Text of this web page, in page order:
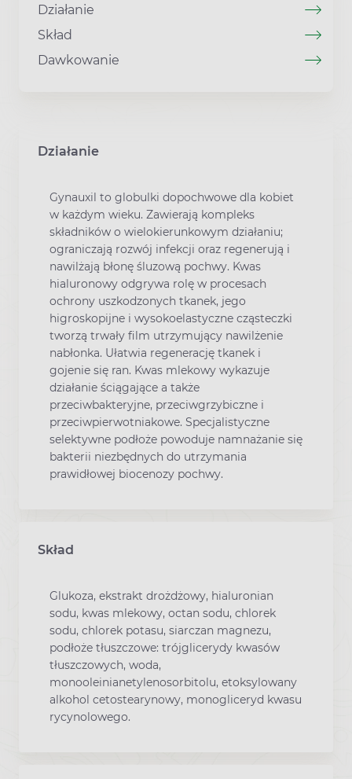
Działanie
Skład
Dawkowanie
Działanie
Gynauxil to globulki dopochwowe dla kobiet
w każdym wieku. Zawierają kompleks
składników o wielokierunkowym działaniu;
ograniczają rozwój infekcji oraz regenerują i
nawilżają błonę śluzową pochwy. Kwas
hialuronowy odgrywa rolę w procesach
ochrony uszkodzonych tkanek, jego
higroskopijne i wysokoelastyczne cząsteczki
tworzą trwały film utrzymujący nawilżenie
nabłonka. Ułatwia regenerację tkanek i
gojenie się ran. Kwas mlekowy wykazuje
działanie ściągające a także
przeciwbakteryjne, przeciwgrzybiczne i
przeciwpierwotniakowe. Specjalistyczne
selektywne podłoże powoduje namnażanie się
bakterii niezbędnych do utrzymania
prawidłowej biocenozy pochwy.
Skład
Glukoza, ekstrakt drożdżowy, hialuronian
sodu, kwas mlekowy, octan sodu, chlorek
sodu, chlorek potasu, siarczan magnezu,
podłoże tłuszczowe: trójglicerydy kwasów
tłuszczowych, woda,
monooleinianetylenosorbitolu, etoksylowany
alkohol cetostearynowy, monogliceryd kwasu
rycynolowego.